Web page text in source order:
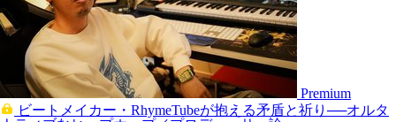
Premium
ビートメイカー・RhymeTubeが抱える矛盾と祈り──オルタ